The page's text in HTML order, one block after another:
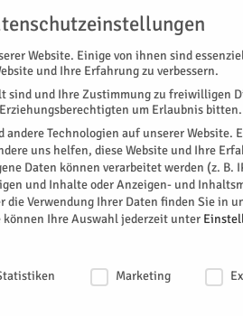
KONTAKT DATENSCHUTZ
E-PAPER KINO GALERIE
mit regionalen
Website. Einige von ihnen sind
und Ihre Erfahrung zu verbessern.
sind und Ihre Zustimmung zu freiwilligen
um Erlaubnis bitten.
andere Technologien auf unserer Website.
uns helfen, diese Website und Ihre
Daten können verarbeitet werden (z. B.
und Inhalte oder Anzeigen- und
die Verwendung Ihrer Daten finden Sie in
können Ihre Auswahl jederzeit unter
Marketing